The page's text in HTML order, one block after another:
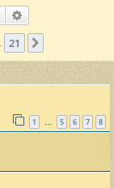
Szukaj
21
1 … 5 6 7 8